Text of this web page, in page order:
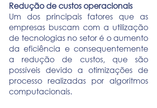
Redução de custos operacionais
Um dos principais fatores que as
empresas buscam com a utilização
de tecnologias no setor é o aumento
da eficiência e consequentemente
a redução de custos, que são
possíveis devido a otimizações de
processo realizadas por algoritmos
computacionais.